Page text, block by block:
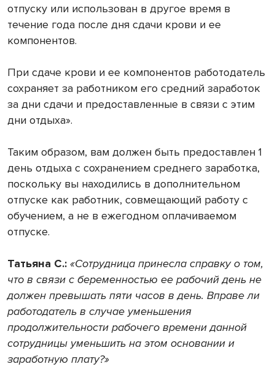
отпуску или использован в другое время в
течение года после дня сдачи крови и ее
компонентов.
При сдаче крови и ее компонентов работодатель
сохраняет за работником его средний заработок
за дни сдачи и предоставленные в связи с этим
дни отдыха».
Таким образом, вам должен быть предоставлен 1
день отдыха с сохранением среднего заработка,
поскольку вы находились в дополнительном
отпуске как работник, совмещающий работу с
обучением, а не в ежегодном оплачиваемом
отпуске.
Татьяна С.: «Сотрудница принесла справку о том,
что в связи с беременностью ее рабочий день не
должен превышать пяти часов в день. Вправе ли
работодатель в случае уменьшения
продолжительности рабочего времени данной
сотрудницы уменьшить на этом основании и
заработную плату?»